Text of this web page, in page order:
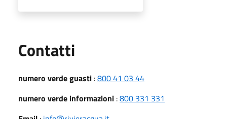
Contatti
numero verde guasti :800 41 03 44
numero verde informazioni :800 331 331